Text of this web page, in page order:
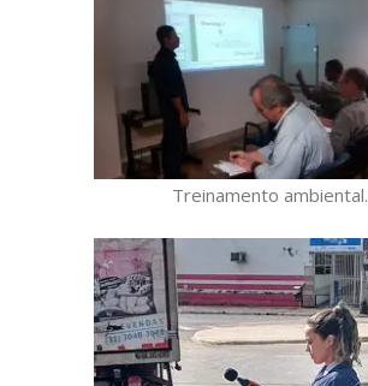
Treinamento ambiental.